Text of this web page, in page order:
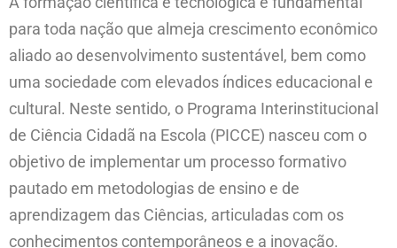
para toda nação que almeja crescimento econômico
aliado ao desenvolvimento sustentável, bem como
uma sociedade com elevados índices educacional e
cultural. Neste sentido, o Programa Interinstitucional
de Ciência Cidadã na Escola (PICCE) nasceu com o
objetivo de implementar um processo formativo
pautado em metodologias de ensino e de
aprendizagem das Ciências, articuladas com os
conhecimentos contemporâneos e a inovação.